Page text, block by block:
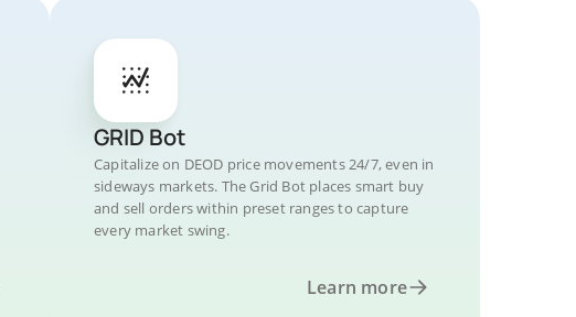
GRID Bot
Capitalize on DEOD price movements 24/7, even in
sideways markets. The Grid Bot places smart buy
and sell orders within preset ranges to capture
every market swing.
Learn more